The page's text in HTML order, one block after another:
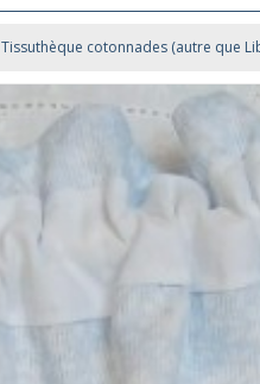
Tissuthèque cotonnades (autre que